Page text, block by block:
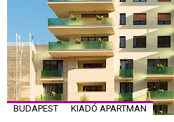
BUDAPEST KIADÓ APARTMAN